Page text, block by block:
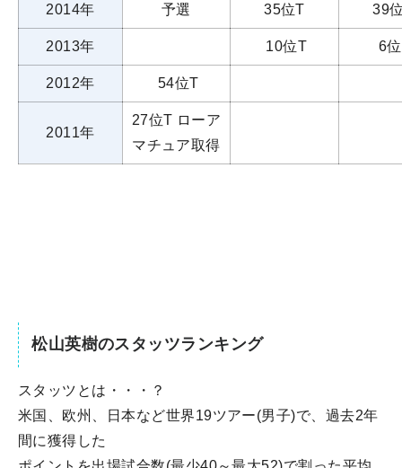
2014年 予選 35位T 39
2013年 10位T 6
2012年 54位T
2011年
27位T ローア
マチュア取得
松山英樹のスタッツランキング
スタッツとは・・・？
米国、欧州、日本など世界19ツアー(男子)で、過去2年
間に獲得した